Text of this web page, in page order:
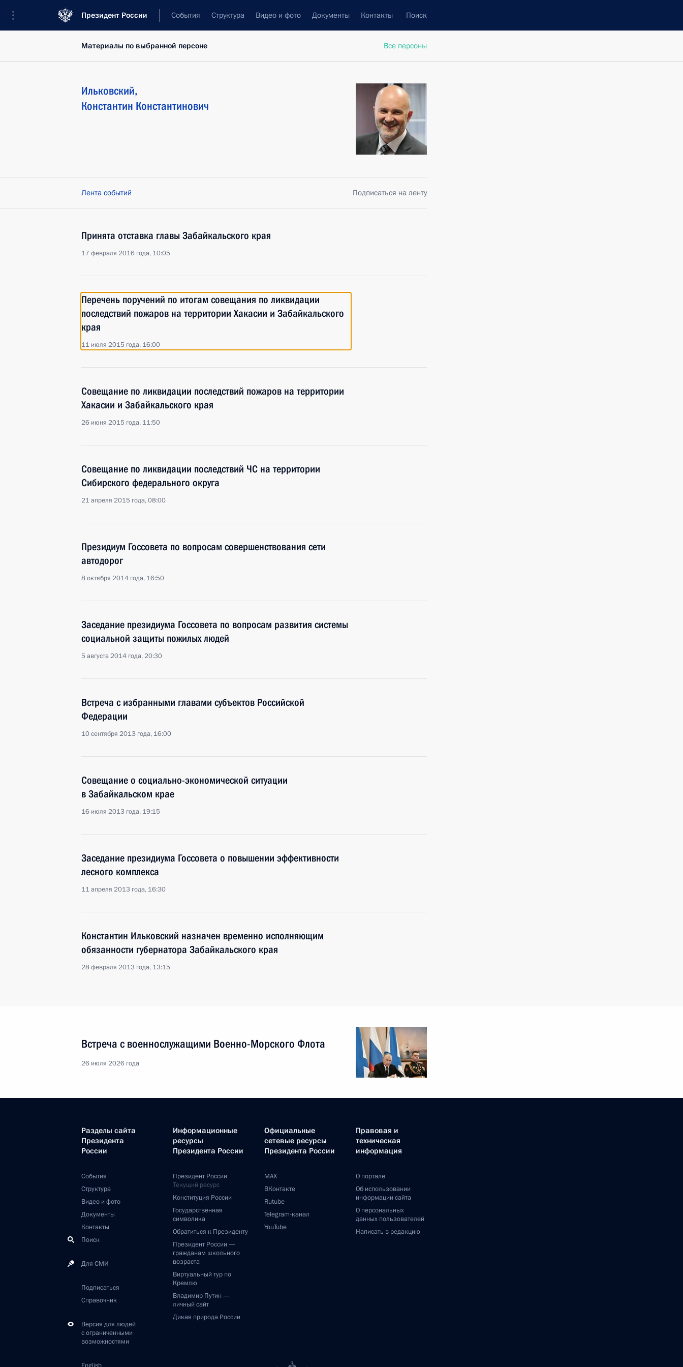
Президент России События Структура Видео и фото Документы Контакты Поиск
Все персоны
Материалы по выбранной персоне
Ильковский,
Константин Константинович
Лента событий Подписаться на ленту
Принята отставка главы Забайкальского края
17 февраля 2016 года, 10:05
Перечень поручений по итогам совещания по ликвидации
последствий пожаров на территории Хакасии и Забайкальского
края
11 июля 2015 года, 16:00
Совещание по ликвидации последствий пожаров на территории
Хакасии и Забайкальского края
26 июня 2015 года, 11:50
Совещание по ликвидации последствий ЧС на территории
Сибирского федерального округа
21 апреля 2015 года, 08:00
Президиум Госсовета по вопросам совершенствования сети
автодорог
8 октября 2014 года, 16:50
Заседание президиума Госсовета по вопросам развития системы
социальной защиты пожилых людей
5 августа 2014 года, 20:30
Встреча с избранными главами субъектов Российской
Федерации
10 сентября 2013 года, 16:00
Совещание о социально-экономической ситуации
в Забайкальском крае
16 июля 2013 года, 19:15
Заседание президиума Госсовета о повышении эффективности
лесного комплекса
11 апреля 2013 года, 16:30
Константин Ильковский назначен временно исполняющим
обязанности губернатора Забайкальского края
28 февраля 2013 года, 13:15
Встреча с военнослужащими Военно-Морского Флота
26 июля 2026 года
Разделы сайта
Президента
России
События
Структура
Видео и фото
Документы
Контакты
Поиск
Для СМИ
Подписаться
Справочник
Версия для людей
с ограниченными
возможностями
Информационные
ресурсы
Президента России
Президент России
Текущий ресурс
Конституция России
Государственная
символика
Обратиться к Президенту
Президент России —
гражданам школьного
возраста
Виртуальный тур по
Кремлю
Владимир Путин —
личный сайт
Дикая природа России
Официальные
сетевые ресурсы
Президента России
MAX
ВКонтакте
Rutube
Telegram-канал
YouTube
Правовая и
техническая
информация
О портале
Об использовании
информации сайта
О персональных
данных пользователей
Написать в редакцию